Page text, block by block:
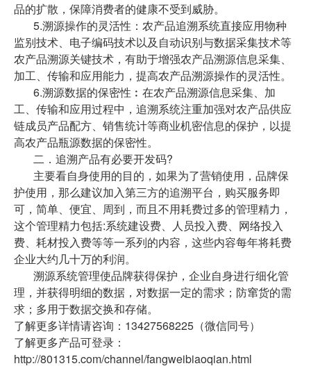
品的扩散，保障消费者的健康不受到威胁。
5.溯源操作的灵活性：农产品追溯系统直接应用物种
监别技术、电子编码技术以及自动识别与数据采集技术等
农产品溯源关键技术，有助于增强农产品溯源信息采集、
加工、传输和应用能力，提高农产品溯源操作的灵活性。
6.溯源数据的保密性︰在农产品溯源信息采集、加
工、传输和应用过程中，追溯系统注重加强对农产品供应
链成员产品配方、销售统计等商业机密信息的保护，以提
高农产品瓶源数据的保密性。
二．追溯产品有必要开发码?
主要看自身使用的目的，如果为了营销使用，品牌保
护使用，那么建议加入第三方的追溯平台，购买服务即
可，简单、便宜、周到，而且不用耗费过多的管理精力，
这个管理精力包括:系统建设费、人员投入费、网络投入
费、耗材投入费等等一系列的内容，这些内容每年将耗费
企业大约几十万的利润。
溯源系统管理使品牌获得保护，企业自身进行细化管
理，并获得明细的数据，对数据一定的需求；防窜货的需
求；多用于数据交换和存储。
了解更多详情请咨询：13427568225（微信同号）
了解更多产品可登录：
http://801315.com/channel/fangweibiaoqian.html